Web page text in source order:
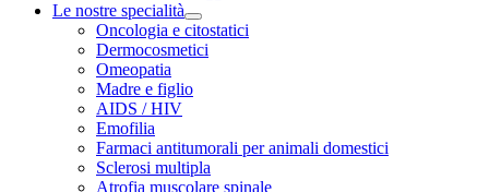
Le nostre specialità
Oncologia e citostatici
Dermocosmetici
Omeopatia
Madre e figlio
AIDS / HIV
Emofilia
Farmaci antitumorali per animali domestici
Sclerosi multipla
Atrofia muscolare spinale